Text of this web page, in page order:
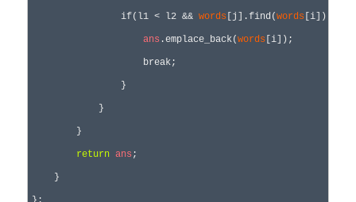
                if(l1 < l2 &&
words [j].find(words [i]) !=
ans .emplace_back(words [i]);
                    break;
                }
            }
        }
return ans ;
    }